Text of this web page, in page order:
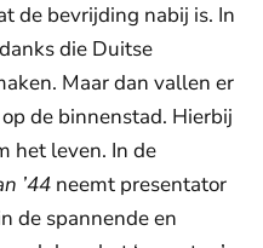
de bevrijding nabij is. In
die Duitse
Maar dan vallen er
de binnenstad. Hierbij
het leven. In de
’44 neemt presentator
de spannende en